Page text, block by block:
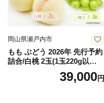
岡山県瀬戸内市
もも ぶどう 2026年 先行予約
詰合/白桃 2玉(1玉220g以
上)・シャインマスカット 晴
39,000円